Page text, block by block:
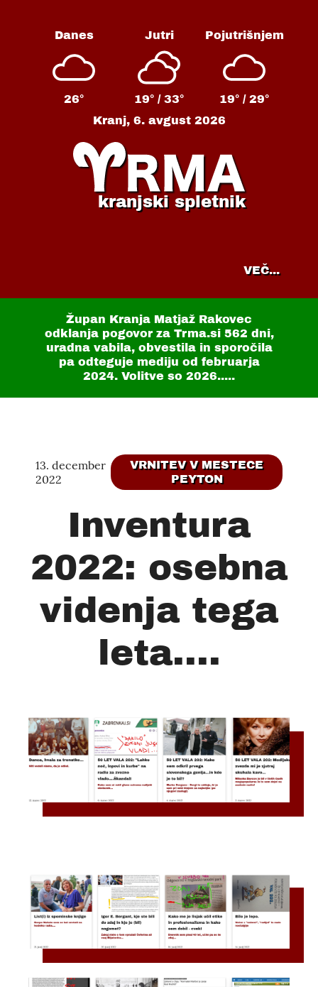
Danes
26°
Jutri
19° / 33°
Pojutrišnjem
19° / 29°
Kranj, 6. avgust 2026
kranjski spletnik
VEČ...
Župan Kranja Matjaž Rakovec
odklanja pogovor za Trma.si 562 dni,
uradna vabila, obvestila in sporočila
pa odteguje mediju od februarja
2024. Volitve so 2026.....
13. december
2022
VRNITEV V MESTECE
PEYTON
Inventura
2022: osebna
videnja tega
leta....